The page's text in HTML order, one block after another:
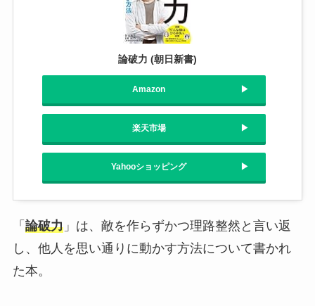
論破力 (朝日新書)
Amazon
楽天市場
Yahooショッピング
「 論破力」は、敵を作らずかつ理路整然と言い返
し、他人を思い通りに動かす方法について書かれ
た本。